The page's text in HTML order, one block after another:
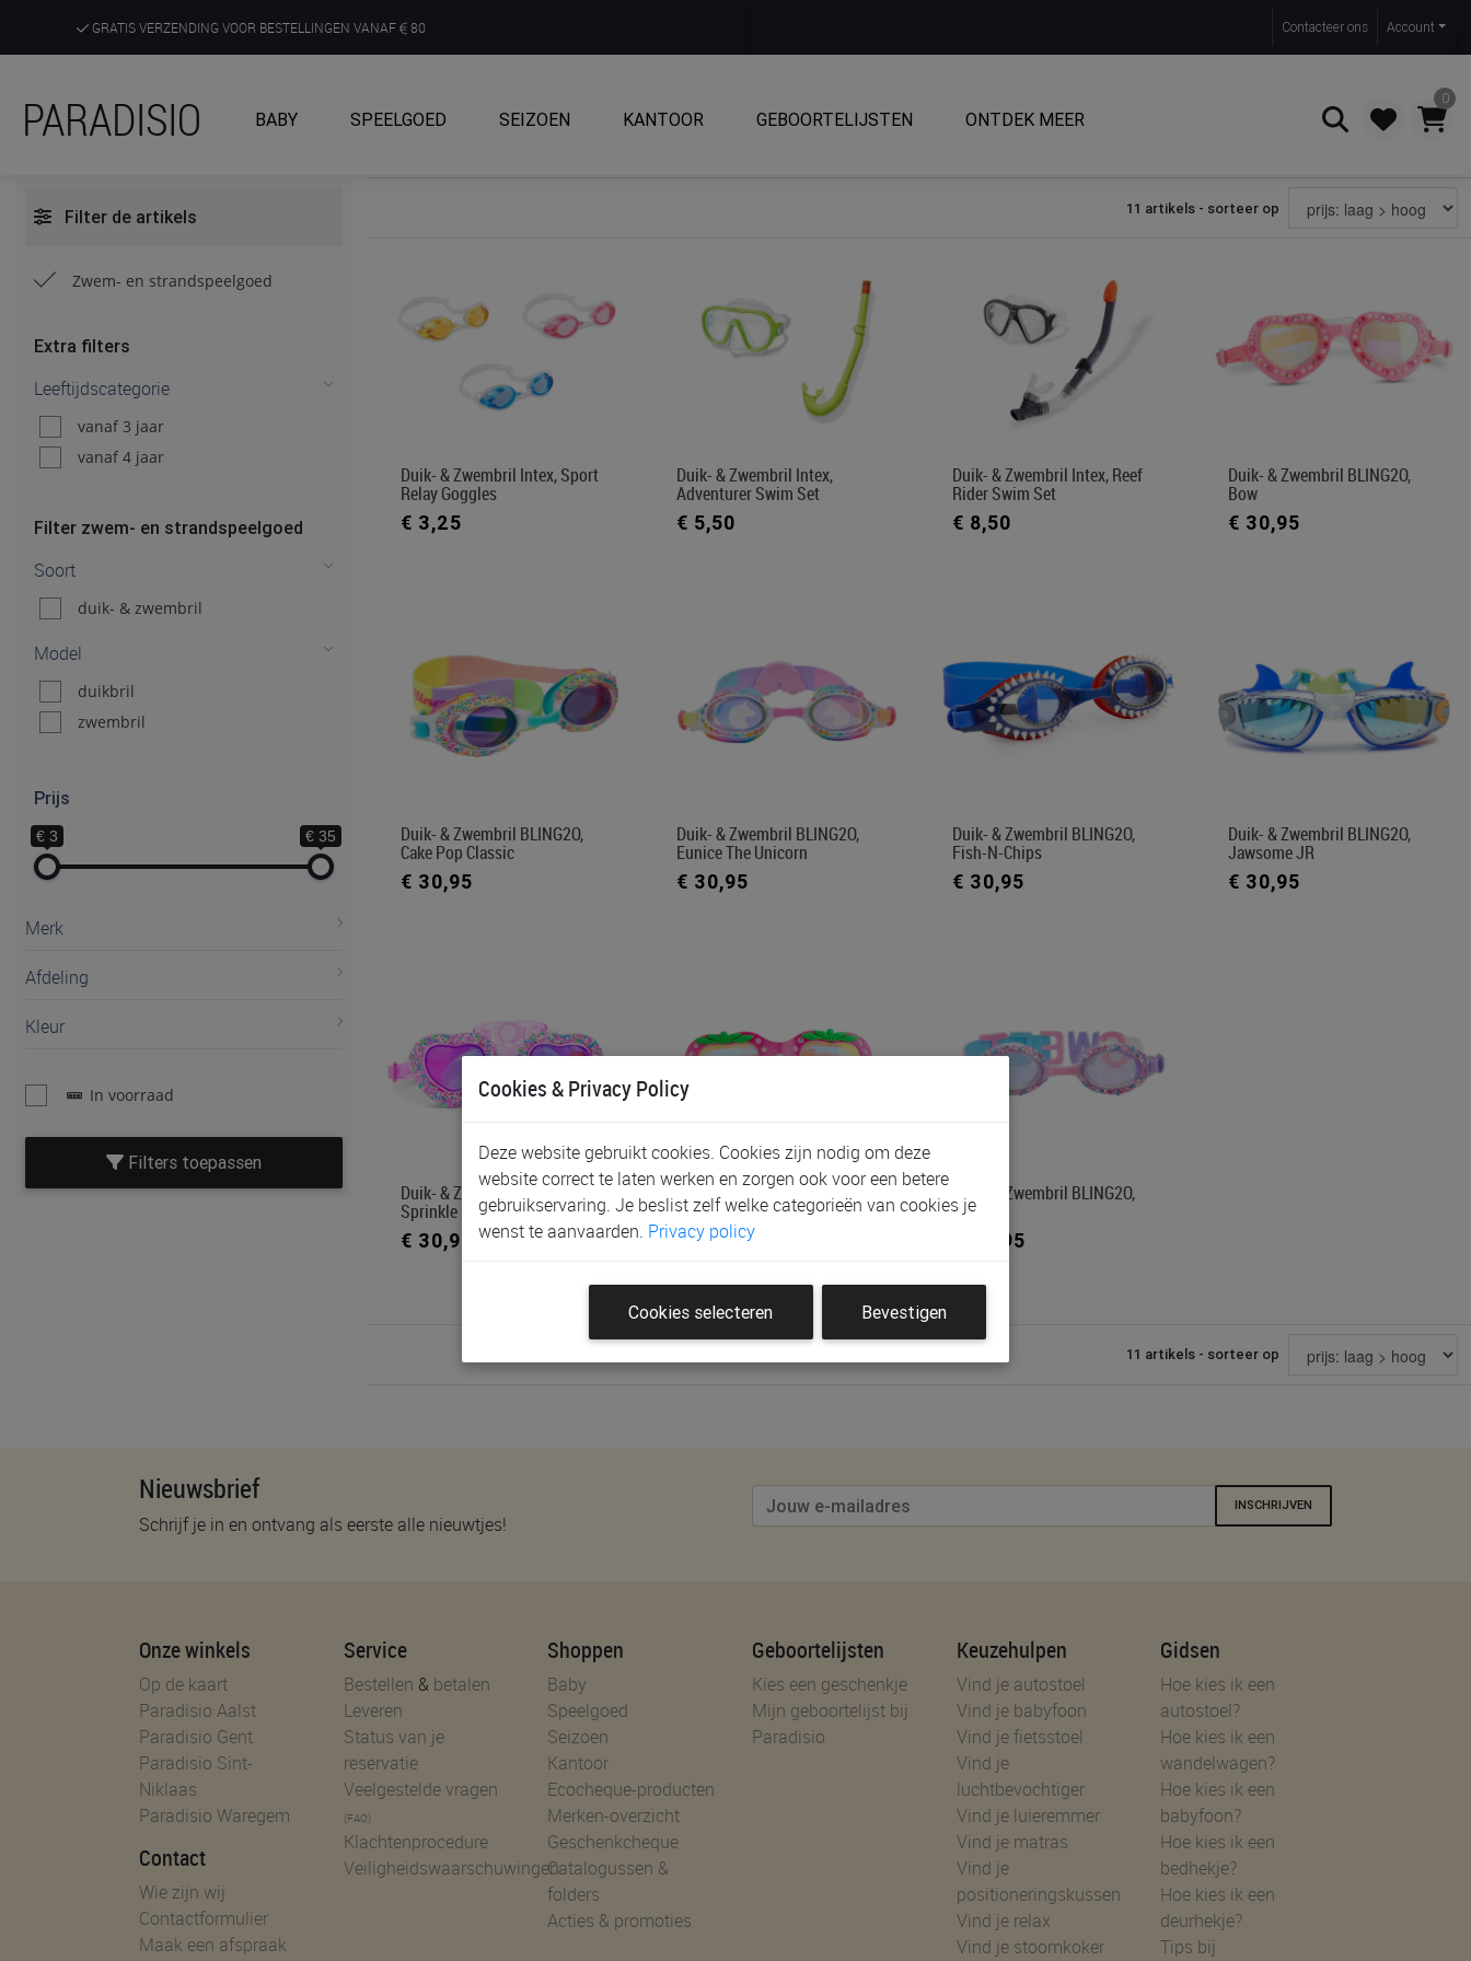
GRATIS VERZENDING VOOR BESTELLINGEN VANAF 80
ONTDEK, BELEEF EN KRIJG ADVIES IN ONZE WINKELS
Contacteer ons Account
PARADISIO BABY SPEELGOED SEIZOEN KANTOOR GEBOORTELIJSTEN ONTDEK MEER
0
Zoeken
Filter de artikels
Zwem- en strandspeelgoed
Extra filters
Leeftijdscategorie
vanaf 3 jaar
vanaf 4 jaar
Filter zwem- en strandspeelgoed
Soort
duik- & zwembril
Model
duikbril
zwembril
Prijs
€ 3 € 35
Merk
Afdeling
Kleur
In voorraad
Filters toepassen
11 artikels - sorteer op
Duik- & Zwembril Intex, Sport
Relay Goggles
€ 3,25
Duik- & Zwembril Intex,
Adventurer Swim Set
€ 5,50
Duik- & Zwembril Intex, Reef
Rider Swim Set
€ 8,50
Duik- & Zwembril BLING2O,
Bow
€ 30,95
Duik- & Zwembril BLING2O,
Cake Pop Classic
€ 30,95
Duik- & Zwembril BLING2O,
Eunice The Unicorn
€ 30,95
Duik- & Zwembril BLING2O,
Fish-N-Chips
€ 30,95
Duik- & Zwembril BLING2O,
Jawsome JR
€ 30,95
Duik- & Zwembril BLING2O,
Sprinkle
€ 30,95
Duik- & Zwembril BLING2O,
Strawberry
€ 30,95
Duik- & Zwembril BLING2O,
Funfetti
€ 34,95
11 artikels - sorteer op
Nieuwsbrief
Schrijf je in en ontvang als eerste alle nieuwtjes!
INSCHRIJVEN
Onze winkels
Op de kaart
Paradisio Aalst
Paradisio Gent
Paradisio Sint-
Niklaas
Paradisio Waregem
Contact
Wie zijn wij
Contactformulier
Maak een afspraak
Service
Bestellen & betalen
Leveren
Status van je
reservatie
Veelgestelde vragen
(FAQ)
Klachtenprocedure
Veiligheidswaarschuwingen
Shoppen
Baby
Speelgoed
Seizoen
Kantoor
Ecocheque-producten
Merken-overzicht
Geschenkcheque
Catalogussen &
folders
Acties & promoties
Geboortelijsten
Kies een geschenkje
Mijn geboortelijst bij
Paradisio
Keuzehulpen
Vind je autostoel
Vind je babyfoon
Vind je fietsstoel
Vind je
luchtbevochtiger
Vind je luieremmer
Vind je matras
Vind je
positioneringskussen
Vind je relax
Vind je stoomkoker
Gidsen
Hoe kies ik een
autostoel?
Hoe kies ik een
wandelwagen?
Hoe kies ik een
babyfoon?
Hoe kies ik een
bedhekje?
Hoe kies ik een
deurhekje?
Tips bij
Cookies & Privacy Policy
Deze website gebruikt cookies. Cookies zijn nodig om deze
website correct te laten werken en zorgen ook voor een betere
gebruikservaring. Je beslist zelf welke categorieën van cookies je
wenst te aanvaarden. Privacy policy
Cookies selecteren Bevestigen